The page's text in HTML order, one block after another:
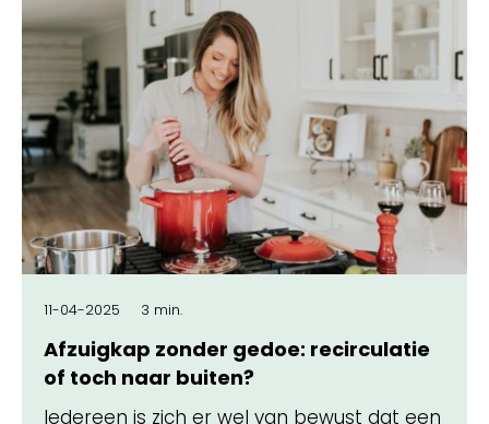
11-04-2025 3 min.
Afzuigkap zonder gedoe: recirculatie
of toch naar buiten?
Iedereen is zich er wel van bewust dat een